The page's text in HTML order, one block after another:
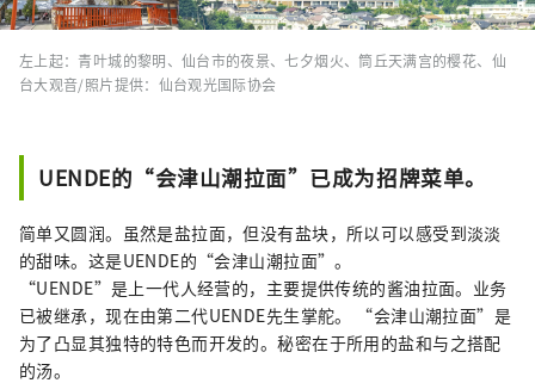
左上起：青叶城的黎明、仙台市的夜景、七夕烟火、筒丘天满宫的樱花、仙
台大观音/照片提供：仙台观光国际协会
UENDE的“会津山潮拉面”已成为招牌菜单。
简单又圆润。虽然是盐拉面，但没有盐块，所以可以感受到淡淡
的甜味。这是UENDE的“会津山潮拉面”。
“UENDE”是上一代人经营的，主要提供传统的酱油拉面。业务
已被继承，现在由第二代UENDE先生掌舵。 “会津山潮拉面”是
为了凸显其独特的特色而开发的。秘密在于所用的盐和与之搭配
的汤。